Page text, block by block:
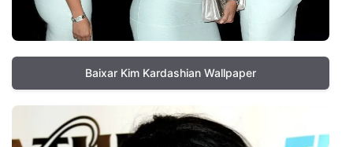
Baixar Kim Kardashian Wallpaper